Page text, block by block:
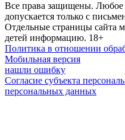
Все права защищены. Любое
допускается только с
Отдельные страницы сайта
детей информацию. 18+
Политика в отношении
Мобильная версия
нашли ошибку
Согласие субъекта
персональных данных